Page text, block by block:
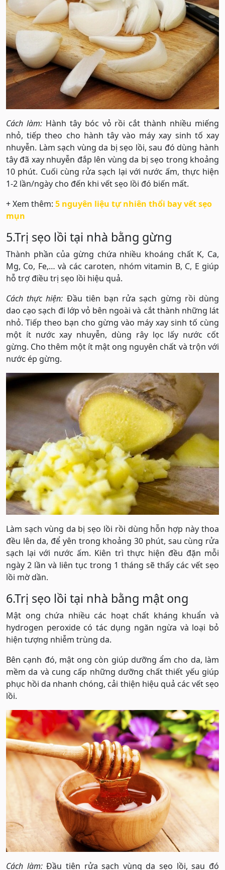
Cách làm:Hành tây bóc vỏ rồi cắt thành nhiều miếng
nhỏ, tiếp theo cho hành tây vào máy xay sinh tố xay
nhuyễn. Làm sạch vùng da bị sẹo lồi, sau đó dùng hành
tây đã xay nhuyễn đắp lên vùng da bị sẹo trong khoảng
10 phút. Cuối cùng rửa sạch lại với nước ấm, thực hiện
1-2 lần/ngày cho đến khi vết sẹo lồi đó biến mất.
+ Xem thêm: 5 nguyên liệu tự nhiên thổi bay vết sẹo
mụn
5.Trị sẹo lồi tại nhà bằng gừng
Thành phần của gừng chứa nhiều khoáng chất K, Ca,
Mg, Co, Fe,… và các caroten, nhóm vitamin B, C, E giúp
hỗ trợ điều trị sẹo lồi hiệu quả.
Cách thực hiện: Đầu tiên bạn rửa sạch gừng rồi dùng
dao cạo sạch đi lớp vỏ bên ngoài và cắt thành những lát
nhỏ. Tiếp theo bạn cho gừng vào máy xay sinh tố cùng
một ít nước xay nhuyễn, dùng rây lọc lấy nước cốt
gừng. Cho thêm một ít mật ong nguyên chất và trộn với
nước ép gừng.
Làm sạch vùng da bị sẹo lồi rồi dùng hỗn hợp này thoa
đều lên da, để yên trong khoảng 30 phút, sau cùng rửa
sạch lại với nước ấm. Kiên trì thực hiện đều đặn mỗi
ngày 2 lần và liên tục trong 1 tháng sẽ thấy các vết sẹo
lồi mờ dần.
6.Trị sẹo lồi tại nhà bằng mật ong
Mật ong chứa nhiều các hoạt chất kháng khuẩn và
hydrogen peroxide có tác dụng ngăn ngừa và loại bỏ
hiện tượng nhiễm trùng da.
Bên cạnh đó, mật ong còn giúp dưỡng ẩm cho da, làm
mềm da và cung cấp những dưỡng chất thiết yếu giúp
phục hồi da nhanh chóng, cải thiện hiệu quả các vết sẹo
lồi.
Cách làm:Đầu tiên rửa sạch vùng da sẹo lồi, sau đó